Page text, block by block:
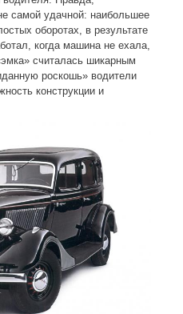
самой удачной: наибольшее
оборотах, в результате
когда машина не ехала,
считалась шикарным
роскошь» водители
конструкции и